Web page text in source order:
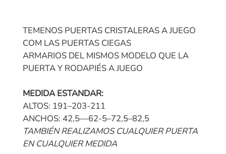
TEMENOS PUERTAS CRISTALERAS A JUEGO
COM LAS PUERTAS CIEGAS
ARMARIOS DEL MISMOS MODELO QUE LA
PUERTA Y RODAPIÉS A JUEGO
MEDIDA ESTANDAR:
ALTOS: 191–203-211
ANCHOS: 42,5—62-5–72,5–82,5
TAMBIÉN REALIZAMOS CUALQUIER PUERTA
EN CUALQUIER MEDIDA